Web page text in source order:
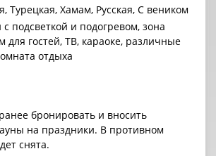
Турецкая, Хамам, Русская, С веником
с подсветкой и подогревом, зона
для гостей, ТВ, караоке, различные
отдыха
бронировать и вносить
на праздники. В противном
снята.